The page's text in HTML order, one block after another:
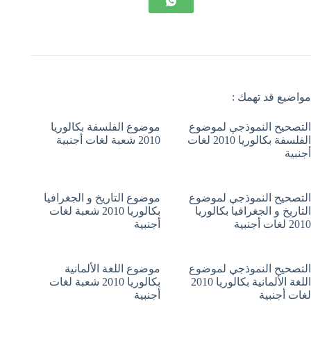
مواضيع قد تهمك :
التصحيح النموذجي لموضوع
الفلسفة بكالوريا 2010 لغات
أجنبية
موضوع الفلسفة بكالوريا
2010 شعبة لغات أجنبية
التصحيح النموذجي لموضوع
التاريخ و الجغرافيا بكالوريا
2010 لغات أجنبية
موضوع التاريخ و الجغرافيا
بكالوريا 2010 شعبة لغات
أجنبية
التصحيح النموذجي لموضوع
اللغة الألمانية بكالوريا 2010
لغات أجنبية
موضوع اللغة الألمانية
بكالوريا 2010 شعبة لغات
أجنبية